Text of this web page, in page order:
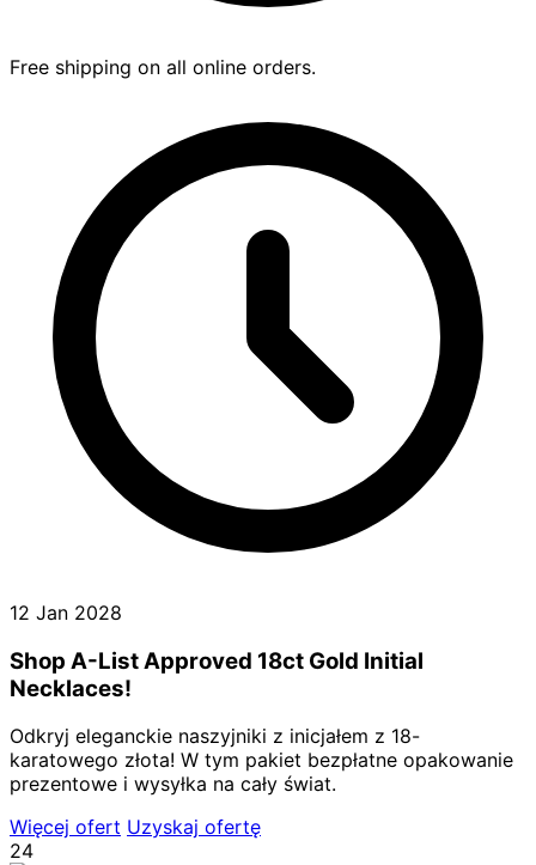
Free shipping on all online orders.
12 Jan 2028
Shop A-List Approved 18ct Gold Initial
Necklaces!
Odkryj eleganckie naszyjniki z inicjałem z 18-
karatowego złota! W tym pakiet bezpłatne opakowanie
prezentowe i wysyłka na cały świat.
Więcej ofert Uzyskaj ofertę
24